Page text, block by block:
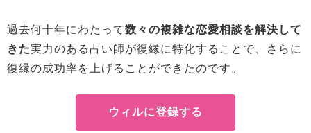
過去何十年にわたって数々の複雑な恋愛相談を解決して
きた実力のある占い師が復縁に特化することで、さらに
復縁の成功率を上げることができたのです。
ウィルに登録する